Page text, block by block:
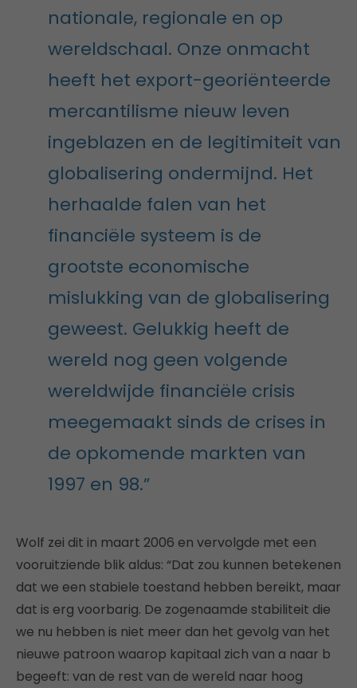
nationale, regionale en op
wereldschaal. Onze onmacht
heeft het export-georiënteerde
mercantilisme nieuw leven
ingeblazen en de legitimiteit van
globalisering ondermijnd. Het
herhaalde falen van het
financiële systeem is de
grootste economische
mislukking van de globalisering
geweest. Gelukkig heeft de
wereld nog geen volgende
wereldwijde financiële crisis
meegemaakt sinds de crises in
de opkomende markten van
1997 en 98.”
Wolf zei dit in maart 2006 en vervolgde met een
vooruitziende blik aldus: “Dat zou kunnen betekenen
dat we een stabiele toestand hebben bereikt, maar
dat is erg voorbarig. De zogenaamde stabiliteit die
we nu hebben is niet meer dan het gevolg van het
nieuwe patroon waarop kapitaal zich van a naar b
begeeft: van de rest van de wereld naar hoog